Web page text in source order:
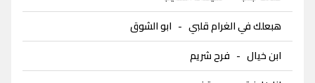
هبعلك في الغرام قلبي - ابو الشوق
ابن خيال - فرح شريم